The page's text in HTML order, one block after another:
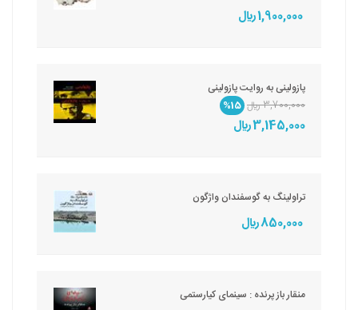
1,900,000 ريال
پازولینی به روایت پازولینی
3,700,000 ريال
%15
3,145,000 ريال
تراولینگ به گوسفندان واژگون
850,000 ريال
منقار باز پرنده : سینمای کیارستمی